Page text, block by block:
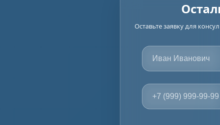
Оставьте заявку для